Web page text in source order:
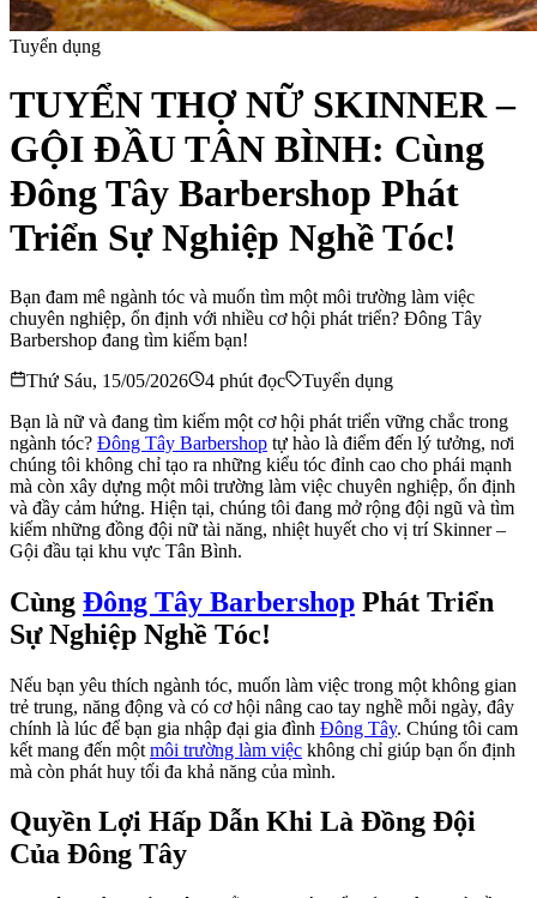
Tuyển dụng
TUYỂN THỢ NỮ SKINNER –
GỘI ĐẦU TÂN BÌNH: Cùng
Đông Tây Barbershop Phát
Triển Sự Nghiệp Nghề Tóc!
Bạn đam mê ngành tóc và muốn tìm một môi trường làm việc
chuyên nghiệp, ổn định với nhiều cơ hội phát triển? Đông Tây
Barbershop đang tìm kiếm bạn!
Thứ Sáu, 15/05/2026
4 phút đọc
Tuyển dụng
Bạn là nữ và đang tìm kiếm một cơ hội phát triển vững chắc trong
ngành tóc? Đông Tây Barbershop tự hào là điểm đến lý tưởng, nơi
chúng tôi không chỉ tạo ra những kiểu tóc đỉnh cao cho phái mạnh
mà còn xây dựng một môi trường làm việc chuyên nghiệp, ổn định
và đầy cảm hứng. Hiện tại, chúng tôi đang mở rộng đội ngũ và tìm
kiếm những đồng đội nữ tài năng, nhiệt huyết cho vị trí Skinner –
Gội đầu tại khu vực Tân Bình.
Cùng Đông Tây Barbershop Phát Triển
Sự Nghiệp Nghề Tóc!
Nếu bạn yêu thích ngành tóc, muốn làm việc trong một không gian
trẻ trung, năng động và có cơ hội nâng cao tay nghề mỗi ngày, đây
chính là lúc để bạn gia nhập đại gia đình Đông Tây. Chúng tôi cam
kết mang đến một môi trường làm việc không chỉ giúp bạn ổn định
mà còn phát huy tối đa khả năng của mình.
Quyền Lợi Hấp Dẫn Khi Là Đồng Đội
Của Đông Tây